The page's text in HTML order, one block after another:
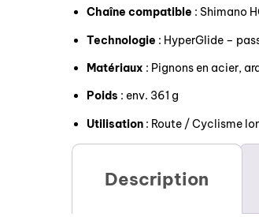
Chaîne compatible : Shimano
Technologie : HyperGlide –
Matériaux : Pignons en acier,
Poids : env. 361 g
Utilisation : Route / Cyclisme
Description